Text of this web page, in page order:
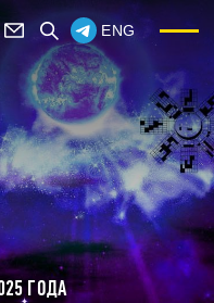
ENG
ГОДА